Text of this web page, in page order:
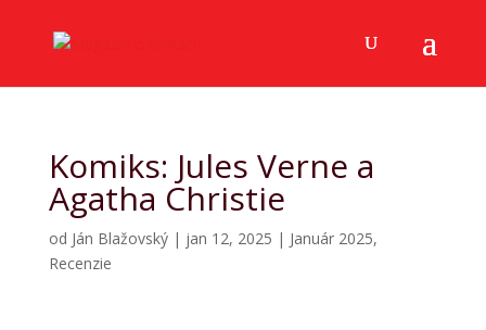
Komiks: Jules Verne a
Agatha Christie
od Ján Blažovský| jan 12, 2025 | Január 2025,
Recenzie